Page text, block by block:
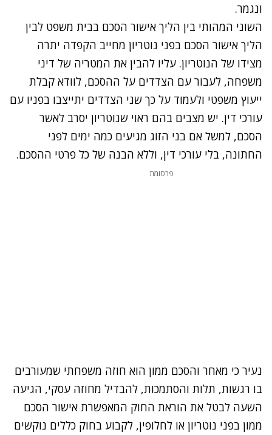
ונגמר.
השוני המהותי בין הליך אישור הסכם בבית משפט לבין
הליך אישור הסכם בפני נוטריון מחייב הקפדה יתרה
מצידו של הנוטריון. עליו להבין את המטריה של דיני
משפחה, לעבור עם הצדדים על ההסכם, לוודא קבלת
ייעוץ משפטי ולעמוד על כך שני הצדדים יתייצבו בפניו עם
עורכי דין. יש מצבים בהם ראוי שנוטריון יסרב לאשר
הסכם, למשל אם בני הזוג מגיעים כמה ימים לפני
החתונה, בלי עורכי דין, וללא הבנה של כל פרטי ההסכם.
פרסומת
נעיר כי מאחר והסכם ממון הוא חוזה משפחתי שמעורבים
בו רגשות, תלות והסתמכות, להבדיל מחוזה עסקי, הגיעה
השעה לבטל את הוראת החוק המאפשרת אישור הסכם
ממון בפני נוטריון או לחלופין, לקבוע בחוק כללים נוקשים